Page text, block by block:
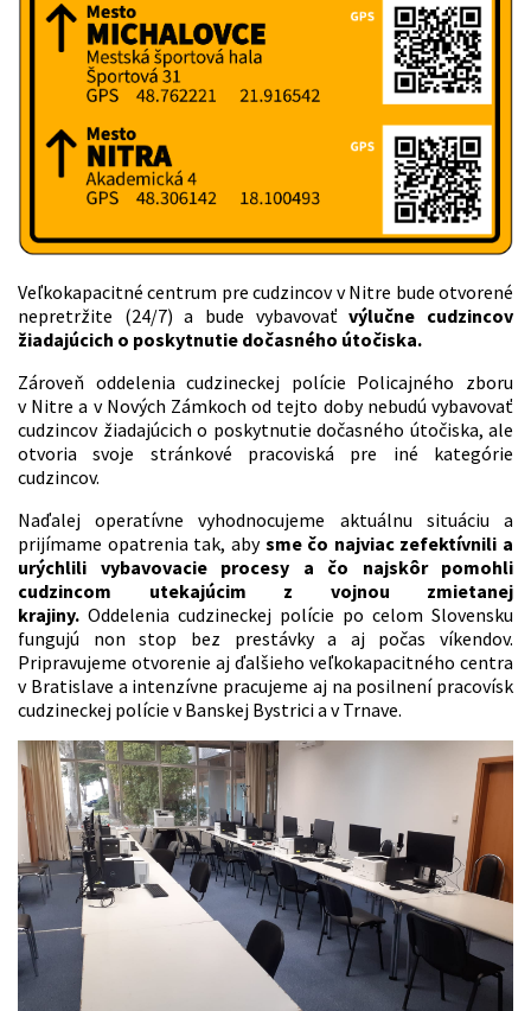
Veľkokapacitné centrum pre cudzincov v Nitre bude otvorené
nepretržite (24/7) a bude vybavovaťvýlučne cudzincov
žiadajúcich o poskytnutie dočasného útočiska.
Zároveň oddelenia cudzineckej polície Policajného zboru
v Nitre a v Nových Zámkoch od tejto doby nebudú vybavovať
cudzincov žiadajúcich o poskytnutie dočasného útočiska, ale
otvoria svoje stránkové pracoviská pre iné kategórie
cudzincov.
Naďalej operatívne vyhodnocujeme aktuálnu situáciu a
prijímame opatrenia tak, aby sme čo najviac zefektívnili a
urýchlili vybavovacie procesy a čo najskôr pomohli
cudzincom utekajúcim z vojnou zmietanej
krajiny. Oddelenia cudzineckej polície po celom Slovensku
fungujú non stop bez prestávky a aj počas víkendov.
Pripravujeme otvorenie aj ďalšieho veľkokapacitného centra
v Bratislave a intenzívne pracujeme aj na posilnení pracovísk
cudzineckej polície v Banskej Bystrici a v Trnave.